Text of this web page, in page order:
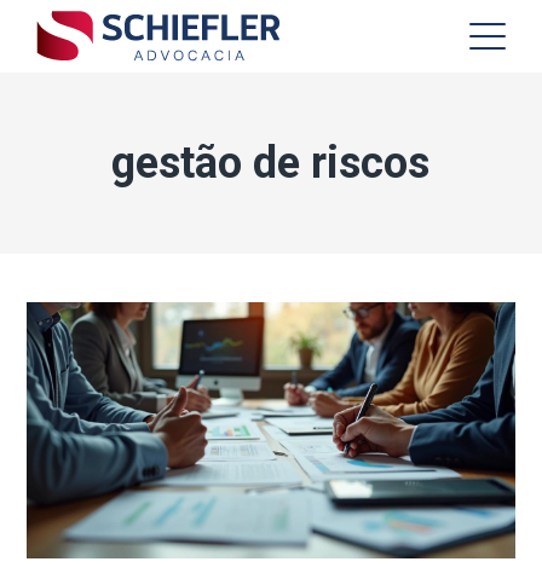
gestão de riscos